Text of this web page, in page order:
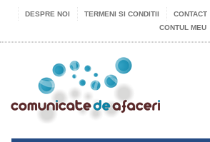
DESPRE NOI TERMENI SI CONDITII CONTACT
CONTUL MEU